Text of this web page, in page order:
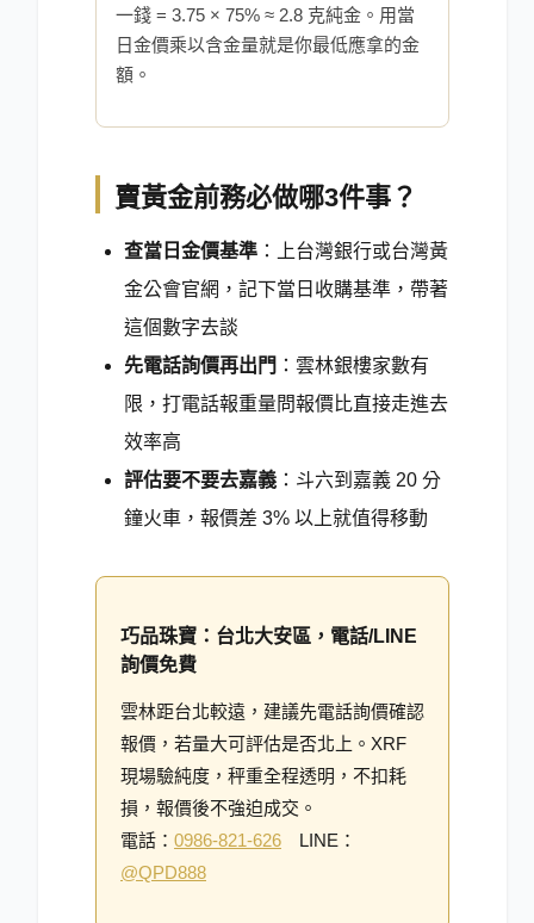
一錢 = 3.75 × 75% ≈ 2.8 克純金。用當
日金價乘以含金量就是你最低應拿的金
額。
賣黃金前務必做哪3件事？
查當日金價基準 ：上台灣銀行或台灣黃
金公會官網，記下當日收購基準，帶著
這個數字去談
先電話詢價再出門 ：雲林銀樓家數有
限，打電話報重量問報價比直接走進去
效率高
評估要不要去嘉義 ：斗六到嘉義 20 分
鐘火車，報價差 3% 以上就值得移動
巧品珠寶：台北大安區，電話/LINE
詢價免費
雲林距台北較遠，建議先電話詢價確認
報價，若量大可評估是否北上。XRF
現場驗純度，秤重全程透明，不扣耗
損，報價後不強迫成交。
電話： 0986-821-626 LINE：
@QPD888